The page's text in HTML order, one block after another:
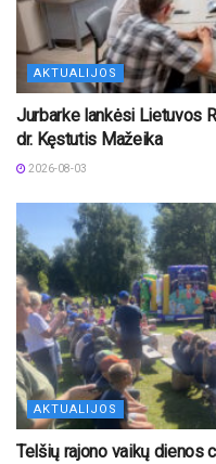
AKTUALIJOS
Jurbarke lankėsi Lietuvos
dr. Kęstutis Mažeika
2026-08-03
AKTUALIJOS
Telšių rajono vaikų dienos